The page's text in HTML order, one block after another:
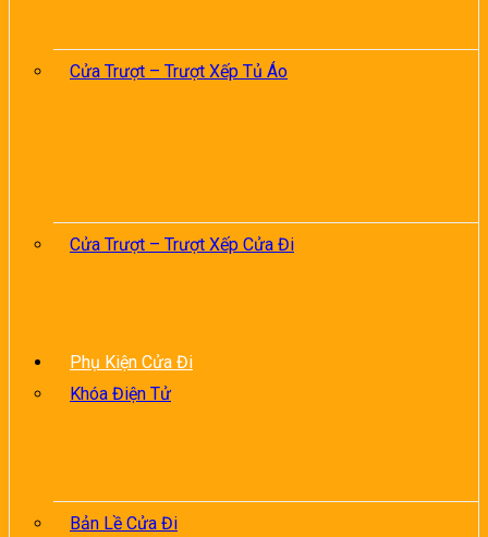
Cửa Trượt – Trượt Xếp Tủ Áo
Cửa Trượt – Trượt Xếp Cửa Đi
Phụ Kiện Cửa Đi
Khóa Điện Tử
Bản Lề Cửa Đi